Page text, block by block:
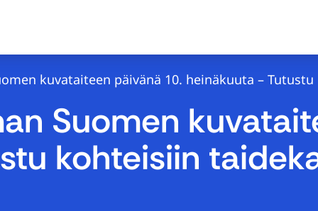
kuvataiteen päivänä 10. heinäkuuta –
Suomen
kohteisiin